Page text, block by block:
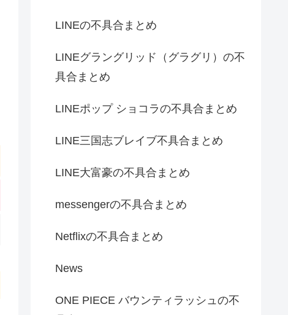
LINEの不具合まとめ
LINEグラングリッド（グラグリ）の不
具合まとめ
LINEポップ ショコラの不具合まとめ
LINE三国志ブレイブ不具合まとめ
LINE大富豪の不具合まとめ
messengerの不具合まとめ
Netflixの不具合まとめ
News
ONE PIECE バウンティラッシュの不